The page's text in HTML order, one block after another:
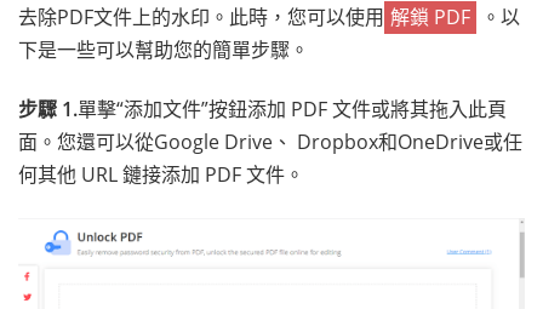
去除PDF文件上的水印。此時，您可以使用 解鎖 PDF
。以
下是一些可以幫助您的簡單步驟。
步驟 1.單擊“添加文件”按鈕添加 PDF 文件或將其拖入此頁
面。您還可以從Google Drive、 Dropbox和OneDrive或任
何其他 URL 鏈接添加 PDF 文件。